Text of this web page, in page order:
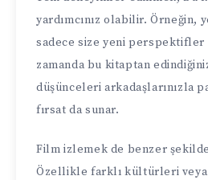
yardımcınız olabilir. Örneğin,
sadece size yeni perspektifler
zamanda bu kitaptan
düşünceleri arkadaşlarınızla
fırsat da sunar.
Film izlemek de benzer
Özellikle farklı kültürleri